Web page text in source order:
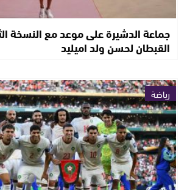
جماعة الدشيرة على موعد مع النسخة
القبطان لحسن ولد اميليد
رياضة